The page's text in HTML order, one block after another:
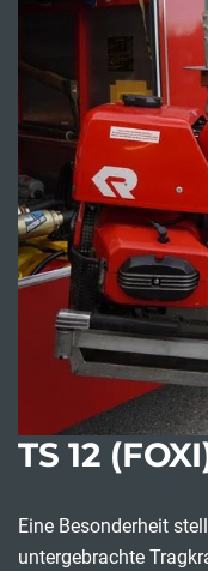
TS 12
Eine Besonderheit
untergebrachte